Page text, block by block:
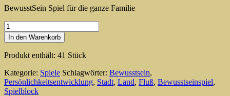
BewusstSein Spiel für die ganze Familie
Bewusst
Sein
Spiel
Menge
In den Warenkorb
Produkt enthält: 41 Stück
Kategorie: Spiele Schlagwörter: Bewusstsein,
Persönlichkeitsentwicklung, Stadt, Land, Fluß, Bewusstseinspiel,
Spielblock